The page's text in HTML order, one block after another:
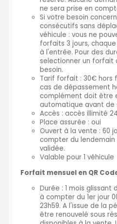
ne sera prise en
Si votre besoin
consécutifs sans
véhicule : vous ne
forfaits 3 jours,
à l'entrée. Pour des
selectionner un forfait
besoin.
Tarif forfait : 30€ hors
cas de dépassement
complément doit être
automatique avant de
Accès : accès illimité
Place assurée : oui
Ouvert à la vente : 60
compter du
validée.
Valable pour 1 véhicule
Forfait mensuel en QR
Durée : 1 mois
à compter du 1er jour
23h59. A l'issue de la
être renouvelé sous